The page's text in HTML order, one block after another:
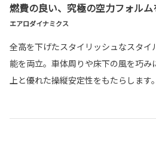
燃費の良い、究極の空力フォルム
エアロダイナミクス
全高を下げたスタイリッシュなスタイ
能を両立。車体周りや床下の風を巧み
上と優れた操縦安定性をもたらします。